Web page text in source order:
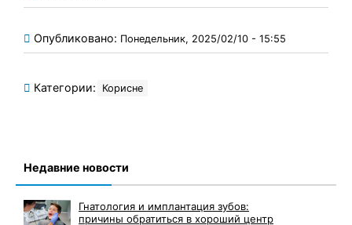
Опубликовано: Понедельник, 2025/02/10 - 15:55
Категории: Корисне
Недавние новости
Гнатология и имплантация зубов:
причины обратиться в хороший центр